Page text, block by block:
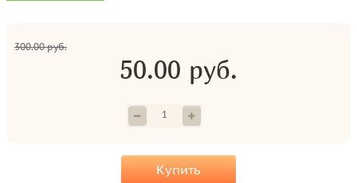
300.00 руб.
50.00 руб.
Купить